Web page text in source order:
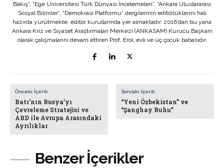
Benzer İçerikler
Bakış”, “Ege Üniversitesi Türk Dünyası İncelemeleri”, “Ankara Uluslararası
Sosyal Bilimler”, “Demokrasi Platformu” dergilerinin editörlüklerini hali
hazırda yürütmekte, editör kurullarında yer almaktadır. 2016’dan bu yana
Ankara Kriz ve Siyaset Araştırmaları Merkezi (ANKASAM) Kurucu Başkanı
olarak çalışmalarını devam ettiren Prof. Erol, evli ve üç çocuk babasıdır.
Önceki İçerik
Batı’nın Rusya’yı
Çevreleme Stratejisi ve
ABD ile Avrupa Arasındaki
Ayrılıklar
Sonraki İçerik
“Yeni Özbekistan” ve
“Şanghay Ruhu”